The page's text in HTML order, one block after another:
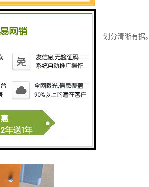
查看，一旦出现事故纠纷，责任划分清晰有据。